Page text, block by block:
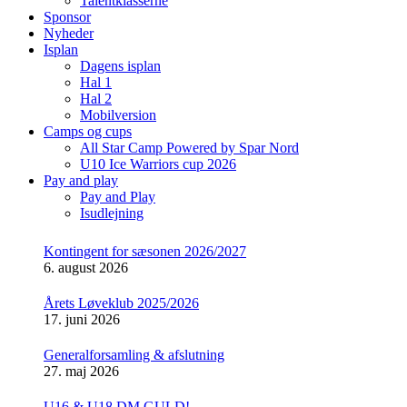
Sponsor
Nyheder
Isplan
Dagens isplan
Hal 1
Hal 2
Mobilversion
Camps og cups
All Star Camp Powered by Spar Nord
U10 Ice Warriors cup 2026
Pay and play
Pay and Play
Isudlejning
Kontingent for sæsonen 2026/2027
6. august 2026
Årets Løveklub 2025/2026
17. juni 2026
Generalforsamling & afslutning
27. maj 2026